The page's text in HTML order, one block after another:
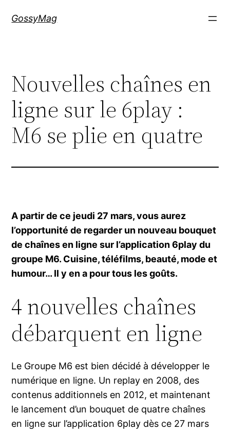
GossyMag
Nouvelles chaînes en
ligne sur le 6play :
M6 se plie en quatre
A partir de ce jeudi 27 mars, vous aurez
l’opportunité de regarder un nouveau bouquet
de chaînes en ligne sur l’application 6play du
groupe M6. Cuisine, téléfilms, beauté, mode et
humour… Il y en a pour tous les goûts.
4 nouvelles chaînes
débarquent en ligne
Le Groupe M6 est bien décidé à développer le
numérique en ligne. Un replay en 2008, des
contenus additionnels en 2012, et maintenant
le lancement d’un bouquet de quatre chaînes
en ligne sur l’application 6play dès ce 27 mars